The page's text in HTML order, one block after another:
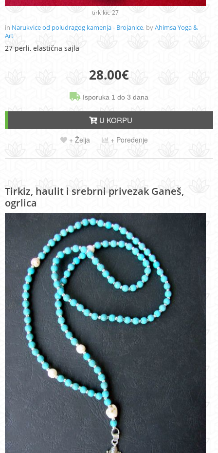
tirk-kic-27
in Narukvice od poludragog kamenja - Brojanice, byAhimsa Yoga &
Art
27 perli, elastična sajla
28.00€
Isporuka 1 do 3 dana
U KORPU
+ Želja + Poređenje
Tirkiz, haulit i srebrni privezak Ganeš,
ogrlica